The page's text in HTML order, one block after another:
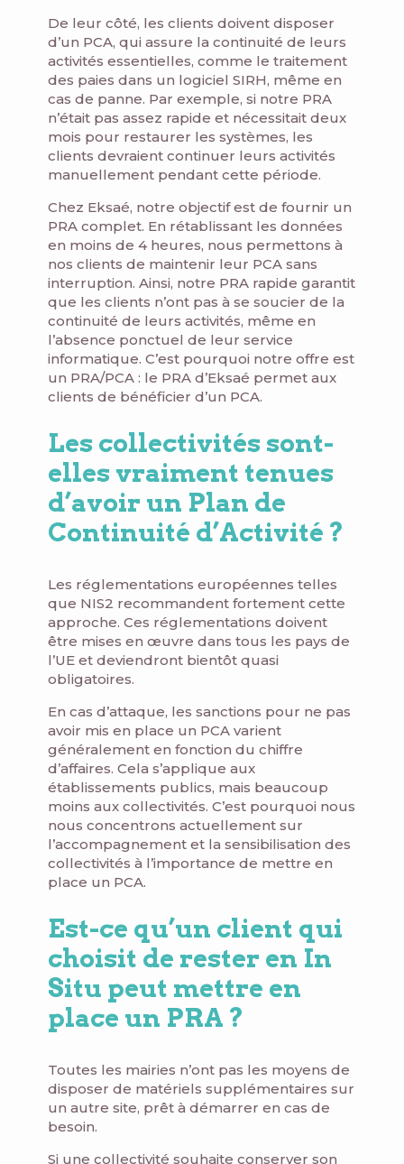
De leur côté, les clients doivent disposer
d’un PCA, qui assure la continuité de leurs
activités essentielles, comme le traitement
des paies dans un logiciel SIRH, même en
cas de panne. Par exemple, si notre PRA
n’était pas assez rapide et nécessitait deux
mois pour restaurer les systèmes, les
clients devraient continuer leurs activités
manuellement pendant cette période.
Chez Eksaé, notre objectif est de fournir un
PRA complet. En rétablissant les données
en moins de 4 heures, nous permettons à
nos clients de maintenir leur PCA sans
interruption. Ainsi, notre PRA rapide garantit
que les clients n’ont pas à se soucier de la
continuité de leurs activités, même en
l’absence ponctuel de leur service
informatique. C’est pourquoi notre offre est
un PRA/PCA : le PRA d’Eksaé permet aux
clients de bénéficier d’un PCA.
Les collectivités sont-
elles vraiment tenues
d’avoir un Plan de
Continuité d’Activité ?
Les réglementations européennes telles
que NIS2 recommandent fortement cette
approche. Ces réglementations doivent
être mises en œuvre dans tous les pays de
l’UE et deviendront bientôt quasi
obligatoires.
En cas d’attaque, les sanctions pour ne pas
avoir mis en place un PCA varient
généralement en fonction du chiffre
d’affaires. Cela s’applique aux
établissements publics, mais beaucoup
moins aux collectivités. C’est pourquoi nous
nous concentrons actuellement sur
l’accompagnement et la sensibilisation des
collectivités à l’importance de mettre en
place un PCA.
Est-ce qu’un client qui
choisit de rester en In
Situ peut mettre en
place un PRA ?
Toutes les mairies n’ont pas les moyens de
disposer de matériels supplémentaires sur
un autre site, prêt à démarrer en cas de
besoin.
Si une collectivité souhaite conserver son